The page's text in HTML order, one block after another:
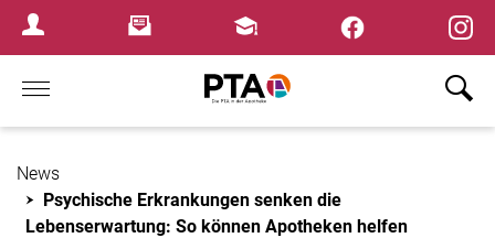
Login MenuNewsletterFortbildungen
Home
News
Psychische Erkrankungen senken die
Lebenserwartung: So können Apotheken helfen
×